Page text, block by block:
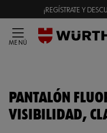
¡REGÍSTRATE Y
MENÚ
PANTALÓN
VISIBILIDAD,